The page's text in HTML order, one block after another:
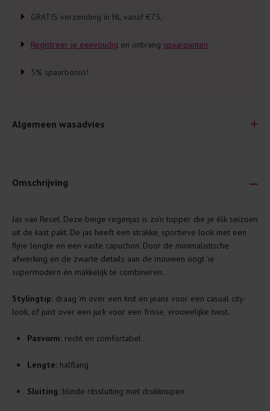
GRATIS verzending in NL vanaf €75,-
Registreer je eenvoudig en ontvang spaarpunten
5% spaarbonus!
Algemeen wasadvies
Je wilt natuurlijk lang plezier hebben van je nieuwe kleding.
Daarom geven wij een aantal algemene was-tips:
Lees altijd eerst even het was-etiket.
Was kleding binnenste buiten. Dat beschermt de
Wees zuinig met wasmiddel. Per kledingstuk is een drupje
genoeg.
Was zo koud mogelijk. Op 20 of 30 graden wassen is vaak
al prima.
Doe de wasmachine niet te vol. Dat voorkomt
Gebruik een waszakje voor poreuze materialen en/of
Omschrijving
Jas van Reset. Deze beige regenjas is zo’n topper die je élk seizoen
uit de kast pakt. De jas heeft een strakke, sportieve look met een
fijne lengte en een vaste capuchon. Door de minimalistische
afwerking en de zwarte details aan de mouwen oogt ‘ie
supermodern én makkelijk te combineren.
Stylingtip: draag ‘m over een knit en jeans voor een casual city-
look, of juist over een jurk voor een frisse, vrouwelijke twist.
Pasvorm: recht en comfortabel
Lengte: halflang
Sluiting: blinde ritssluiting met drukknopen